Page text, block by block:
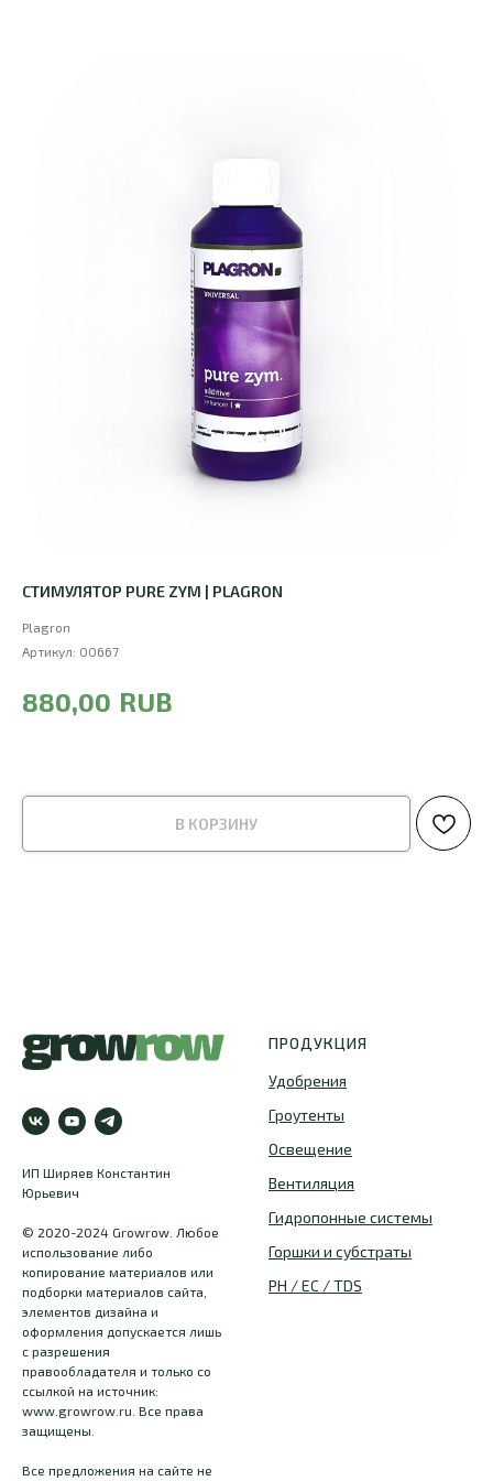
СТИМУЛЯТОР PURE ZYM | PLAGRON
Plagron
Артикул: 00667
880,00 RUB
В КОРЗИНУ
ИП Ширяев Константин
Юрьевич
© 2020-2024 Growrow. Любое
использование либо
копирование материалов или
подборки материалов сайта,
элементов дизайна и
оформления допускается лишь
с разрешения
правообладателя и только со
ссылкой на источник:
www.growrow.ru. Все права
защищены.
Все предложения на сайте не
ПРОДУКЦИЯ
Удобрения
Гроутенты
Освещение
Вентиляция
Гидропонные системы
Горшки и субстраты
PH / EC / TDS